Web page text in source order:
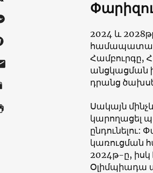
2024 և
Համբուրգը,
անցկացման
դրանց
Սակայն
կարողացել
ընդունելու:
կառուցման
2024թ-ը, իսկ
Օլիմպիադա